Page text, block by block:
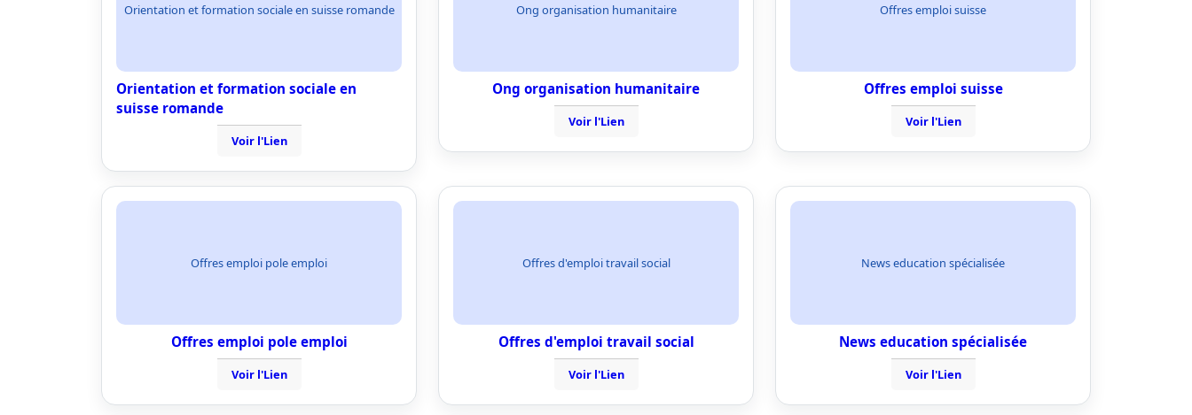
Orientation et formation sociale en suisse romande
Orientation et formation sociale en
suisse romande
Voir l'Lien
Ong organisation humanitaire
Ong organisation humanitaire
Voir l'Lien
Offres emploi suisse
Offres emploi suisse
Voir l'Lien
Offres emploi pole emploi
Offres emploi pole emploi
Voir l'Lien
Offres d'emploi travail social
Offres d'emploi travail social
Voir l'Lien
News education spécialisée
News education spécialisée
Voir l'Lien